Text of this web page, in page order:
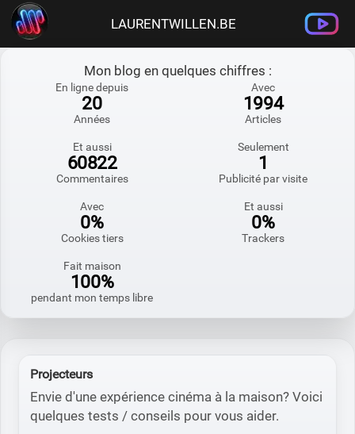
LAURENTWILLEN.BE
Mon blog en quelques chiffres :
En ligne depuis
20
Années
Avec
1994
Articles
Et aussi
60822
Commentaires
Seulement
1
Publicité par visite
Avec
0%
Cookies tiers
Et aussi
0%
Trackers
Fait maison
100%
pendant mon temps libre
Projecteurs
Envie d'une expérience cinéma à la maison? Voici
quelques tests / conseils pour vous aider.